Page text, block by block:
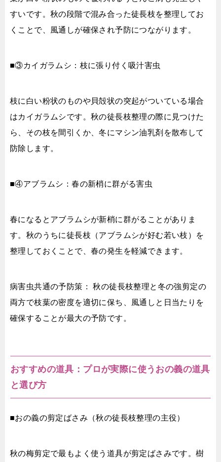
すいです。秋の段階で混み合った徒長枝を整理してお
くことで、風通しが確保され予防につながります。
■③カイガラムシ：枝に張り付く吸汁害虫
枝に白い粉状のものや貝殻状の突起がついている場合
はカイガラムシです。秋の徒長枝整理の際に見つけた
ら、その枝を間引くか、冬にマシン油乳剤を散布して
防除します。
■④アブラムシ：春の新梢に群がる害虫
春になるとアブラムシが新梢に群がることがありま
す。秋のうちに徒長枝（アブラムシが好む若い枝）を
整理しておくことで、春の発生を軽減できます。
病害虫共通の予防策： 秋の徒長枝整理と冬の強剪定の
両方で枝葉の密度を適切に保ち、風通しと日当たりを
確保することが最大の予防です。
おすすめの道具：プロが実際に使うおの義の道具
と選び方
■おの義の剪定ばさみ（秋の徒長枝整理の主役）
秋の梅剪定で最もよく使う道具が剪定ばさみです。樹